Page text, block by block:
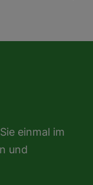
einmal im
und